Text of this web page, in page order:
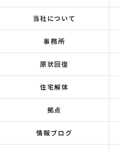
当社について
事務所
原状回復
住宅解体
拠点
情報ブログ